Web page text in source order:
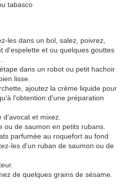
tabasco
les dans un bol, salez, poivrez,
d'espelette et ou quelques gouttes
dans un robot ou petit hachoir
lisse.
ajoutez la crème liquide pour
l'obtention d'une préparation
et mixez.
ou de saumon en petits rubans.
parfumée au roquefort au fond
les d'un ruban de saumon ou de
de quelques grains de sésame.